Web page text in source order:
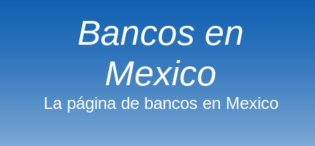
Bancos en
Mexico
La página de bancos en Mexico